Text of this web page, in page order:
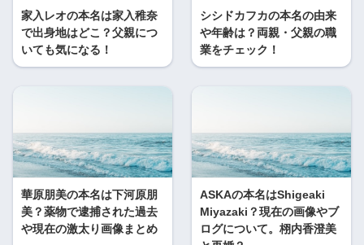
家入レオの本名は家入稚奈
で出身地はどこ？父親につ
いても気になる！
シシドカフカの本名の由来
や年齢は？両親・父親の職
業をチェック！
華原朋美の本名は下河原朋
美？薬物で逮捕された過去
や現在の激太り画像まとめ
ASKAの本名はShigeaki
Miyazaki？現在の画像やブ
ログについて。栩内香澄美